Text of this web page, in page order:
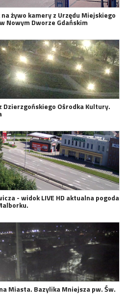
żywo kamery z Urzędu Miejskiego
Nowym Dworze Gdańskim
Dzierzgońskiego Ośrodka Kultury.
- widok LIVE HD aktualna pogoda
Miasta. Bazylika Mniejsza pw. Św.